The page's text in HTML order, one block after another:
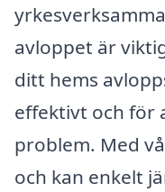
avloppet är
ditt hems
effektivt och för
problem. Med
och kan enkelt